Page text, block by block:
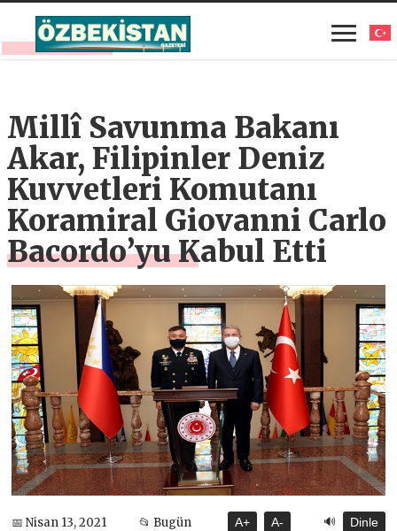
Millî Savunma Bakanı
Akar, Filipinler Deniz
Kuvvetleri Komutanı
Koramiral Giovanni Carlo
Bacordo’yu Kabul Etti
📅 Nisan 13, 2021 📂 Bugün A+ A- 🔊 Dinle